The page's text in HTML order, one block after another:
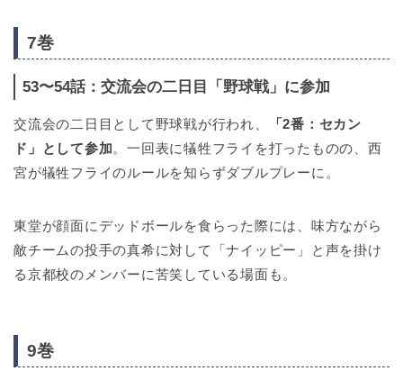
7巻
53〜54話：交流会の二日目「野球戦」に参加
交流会の二日目として野球戦が行われ、
「2番：セカン
ド」として参加。一回表に犠牲フライを打ったものの、西
宮が犠牲フライのルールを知らずダブルプレーに。
東堂が顔面にデッドボールを食らった際には、味方ながら
敵チームの投手の真希に対して「ナイッピー」と声を掛け
る京都校のメンバーに苦笑している場面も。
9巻